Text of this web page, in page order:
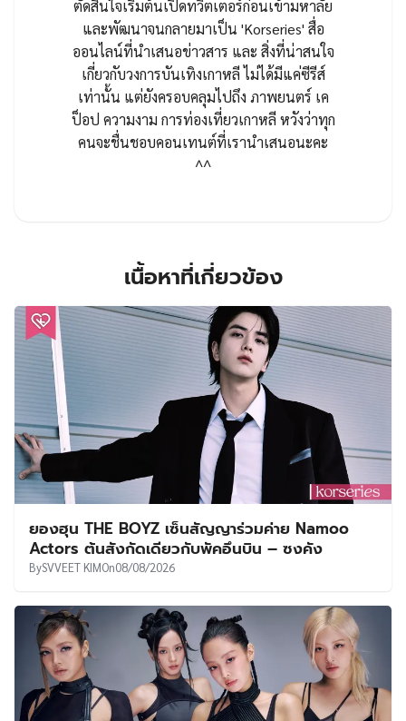
ตัดสินใจเริ่มต้นเปิดทวิตเตอร์ก่อนเข้ามหาลัย
และพัฒนาจนกลายมาเป็น 'Korseries' สื่อ
ออนไลน์ที่นำเสนอข่าวสาร และ สิ่งที่น่าสนใจ
เกี่ยวกับวงการบันเทิงเกาหลี ไม่ได้มีแค่ซีรีส์
เท่านั้น แต่ยังครอบคลุมไปถึง ภาพยนตร์ เค
ป็อป ความงาม การท่องเที่ยวเกาหลี หวังว่าทุก
คนจะชื่นชอบคอนเทนต์ที่เรานำเสนอนะคะ
^^
เนื้อหาที่เกี่ยวข้อง
ยองฮุน THE BOYZ เซ็นสัญญาร่วมค่าย Namoo
Actors ต้นสังกัดเดียวกับพัคอึนบิน – ซงคัง
BySVVEET KIMOn08/08/2026